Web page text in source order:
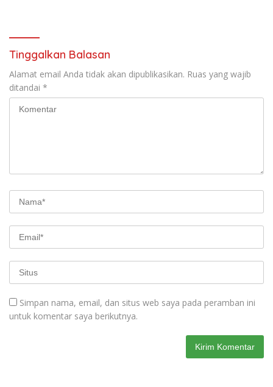
Tinggalkan Balasan
Alamat email Anda tidak akan dipublikasikan. Ruas yang wajib
ditandai *
Simpan nama, email, dan situs web saya pada peramban ini
untuk komentar saya berikutnya.